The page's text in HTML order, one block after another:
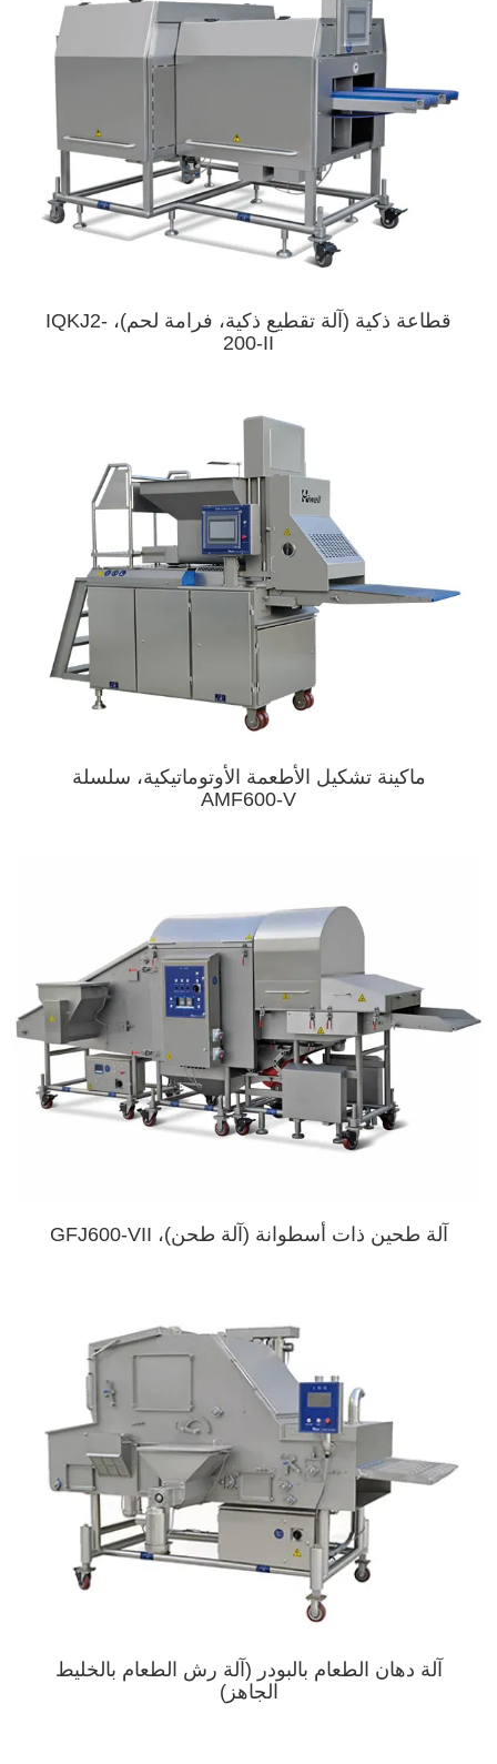
قطاعة ذكية (آلة تقطيع ذكية، فرامة لحم)، IQKJ2-
200-II
ماكينة تشكيل الأطعمة الأوتوماتيكية، سلسلة
AMF600-V
آلة طحين ذات أسطوانة (آلة طحن)، GFJ600-VII
آلة دهان الطعام بالبودر (آلة رش الطعام بالخليط
الجاهز)